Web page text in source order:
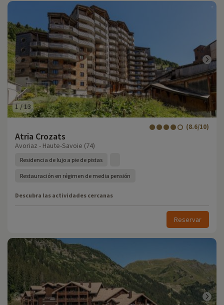
1/13
Atria Crozats
(8.6/10)
Avoriaz - Haute-Savoie (74)
Residencia de lujo a pie de pistas
Restauración en régimen de media pensión
Descubra las actividades cercanas
Reservar